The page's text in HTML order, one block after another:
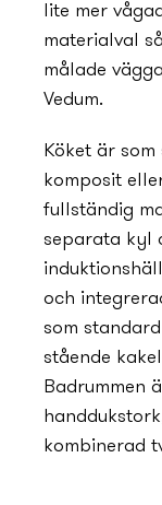
lite mer
materialval
målade
Vedum.
Köket är
komposit
fullständig
separata kyl
och
som
stående
Badrummen
kombinerad